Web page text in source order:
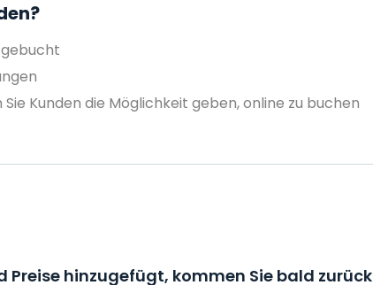
Kunden die Möglichkeit geben, online zu buchen
Preise hinzugefügt, kommen Sie bald zurück